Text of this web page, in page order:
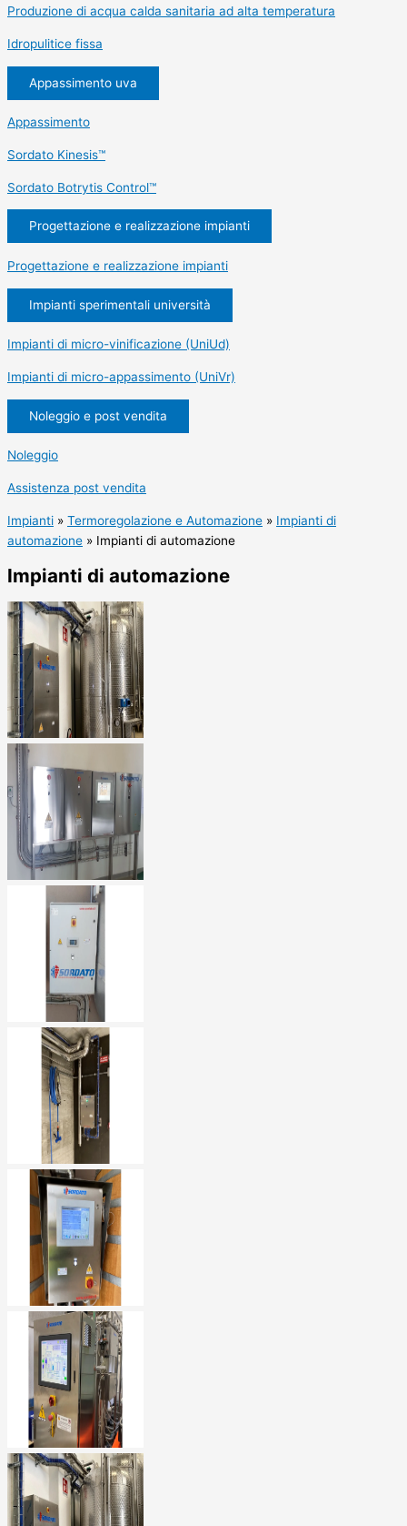
Produzione di acqua calda sanitaria ad alta temperatura
Idropulitice fissa
Appassimento uva
Appassimento
Sordato Kinesis™
Sordato Botrytis Control™
Progettazione e realizzazione impianti
Progettazione e realizzazione impianti
Impianti sperimentali università
Impianti di micro-vinificazione (UniUd)
Impianti di micro-appassimento (UniVr)
Noleggio e post vendita
Noleggio
Assistenza post vendita
Impianti » Termoregolazione e Automazione » Impianti di
automazione » Impianti di automazione
Impianti di automazione